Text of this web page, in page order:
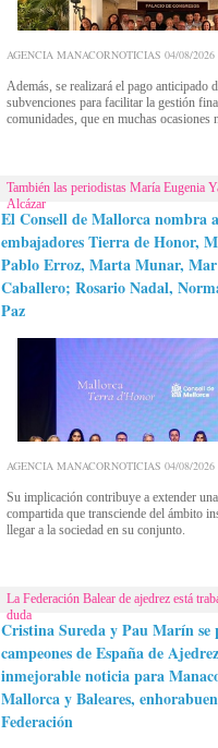
AGENCIA MANACORNOTICIAS 04/08/2026
Además, se realizará el pago anticipado
subvenciones para facilitar la gestión
comunidades, que en muchas ocasiones
También las periodistas María Eugenia
Alcázar
El Consell de Mallorca nombra
embajadores Tierra de Honor,
Pablo Erroz, Marta Munar,
Caballero; Rosario Nadal,
Paz
AGENCIA MANACORNOTICIAS 04/08/2026
Su implicación contribuye a extender
compartida que transciende del ámbito
llegar a la sociedad en su conjunto.
La Federación Balear de ajedrez está
duda
Cristina Sureda y Pau Marín se
campeones de España de
inmejorable noticia para
Mallorca y Baleares,
Federación